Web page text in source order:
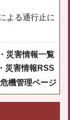
よる通行止に
災害情報一覧
災害情報RSS
機管理ページ